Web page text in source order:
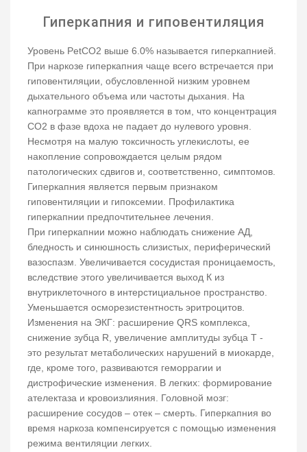
Гиперкапния и гиповентиляция
Уровень PetCO2 выше 6.0% называется гиперкапнией.
При наркозе гиперкапния чаще всего встречается при
гиповентиляции, обусловленной низким уровнем
дыхательного объема или частоты дыхания. На
капнограмме это проявляется в том, что концентрация
СО2 в фазе вдоха не падает до нулевого уровня.
Несмотря на малую токсичность углекислоты, ее
накопление сопровождается целым рядом
патологических сдвигов и, соответственно, симптомов.
Гиперкапния является первым признаком
гиповентиляции и гипоксемии. Профилактика
гиперкапнии предпочтительнее лечения.
При гиперкапнии можно наблюдать снижение АД,
бледность и синюшность слизистых, периферический
вазоспазм. Увеличивается сосудистая проницаемость,
вследствие этого увеличивается выход К из
внутриклеточного в интерстициальное пространство.
Уменьшается осморезистентность эритроцитов.
Изменения на ЭКГ: расширение QRS комплекса,
снижение зубца R, увеличение амплитуды зубца Т -
это результат метаболических нарушений в миокарде,
где, кроме того, развиваются геморрагии и
дистрофические изменения. В легких: формирование
ателектаза и кровоизлияния. Головной мозг:
расширение сосудов – отек – смерть. Гиперкапния во
время наркоза компенсируется с помощью изменения
режима вентиляции легких.